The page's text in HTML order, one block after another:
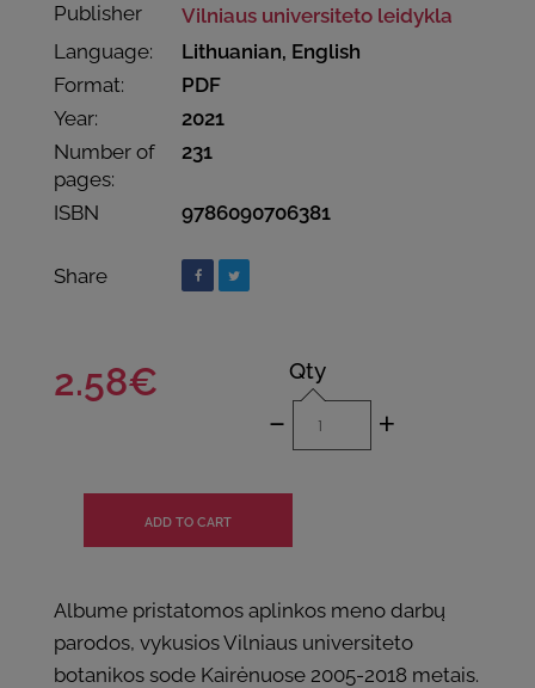
Publisher
Vilniaus universiteto leidykla
Language:
Lithuanian, English
Format:
PDF
Year:
2021
Number of
pages:
231
ISBN 9786090706381
Share
2.58€ Qty
- +
Albume pristatomos aplinkos meno darbų
parodos, vykusios Vilniaus universiteto
botanikos sode Kairėnuose 2005-2018 metais.